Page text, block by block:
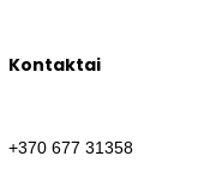
Kontaktai
+370 677 31358